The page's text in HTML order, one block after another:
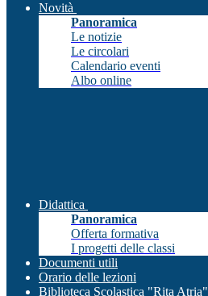
Novità
Panoramica
Le notizie
Le circolari
Calendario eventi
Albo online
Didattica
Panoramica
Offerta formativa
I progetti delle classi
Documenti utili
Orario delle lezioni
Biblioteca Scolastica "Rita Atria"